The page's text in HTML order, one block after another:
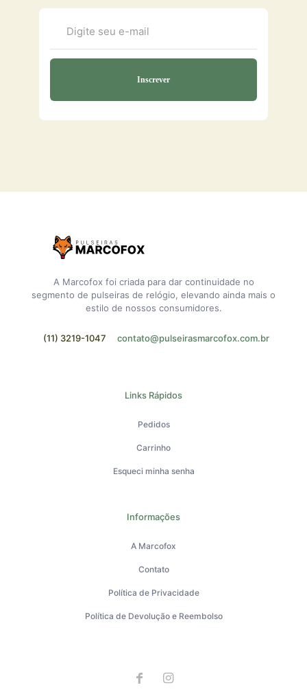
A Marcofox foi criada para dar continuidade no
segmento de pulseiras de relógio, elevando ainda mais o
estilo de nossos consumidores.
(11) 3219-1047 contato@pulseirasmarcofox.com.br
Links Rápidos
Pedidos
Carrinho
Esqueci minha senha
Informações
A Marcofox
Contato
Política de Privacidade
Política de Devolução e Reembolso